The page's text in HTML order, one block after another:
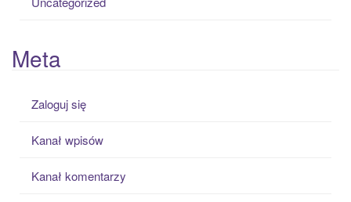
Meta
Zaloguj się
Kanał wpisów
Kanał komentarzy